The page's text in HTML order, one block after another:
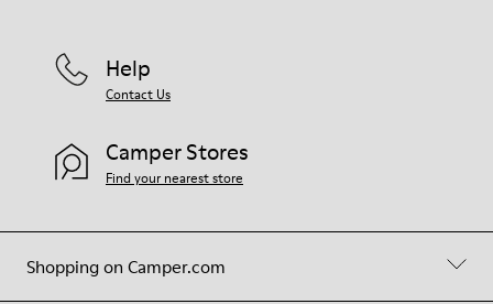
Shopping on Camper.com
Help
Contact Us
Camper Stores
Find your nearest store